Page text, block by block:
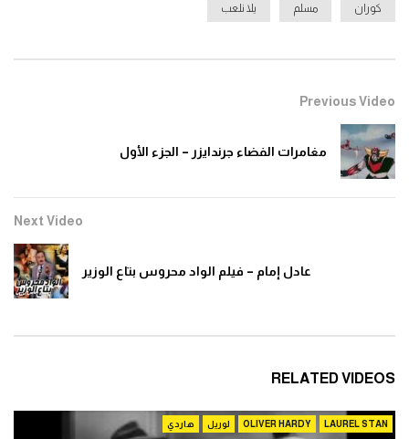
كوران مسلم يلا نلعب
Previous Video
مغامرات الفضاء جرندايزر – الجزء الأول
Next Video
عادل إمام – فيلم الواد محروس بتاع الوزير
RELATED VIDEOS
LAUREL STAN
OLIVER HARDY لوريل هاردي